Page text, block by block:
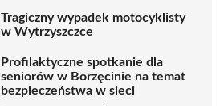
Tragiczny wypadek motocyklisty
w Wytrzyszczce
Profilaktyczne spotkanie dla
seniorów w Borzęcinie na temat
bezpieczeństwa w sieci